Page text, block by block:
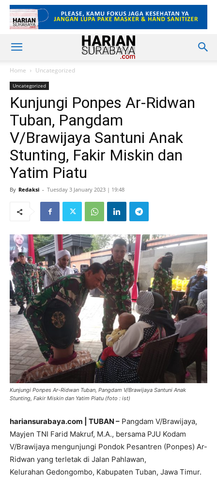
Home Uncategorized
Uncategorized
Kunjungi Ponpes Ar-Ridwan
Tuban, Pangdam
V/Brawijaya Santuni Anak
Stunting, Fakir Miskin dan
Yatim Piatu
By Redaksi - Tuesday 3 January 2023 | 19:48
Kunjungi Ponpes Ar-Ridwan Tuban, Pangdam V/Brawijaya Santuni Anak
Stunting, Fakir Miskin dan Yatim Piatu (foto : ist)
hariansurabaya.com | TUBAN – Pangdam V/Brawijaya,
Mayjen TNI Farid Makruf, M.A., bersama PJU Kodam
V/Brawijaya mengunjungi Pondok Pesantren (Ponpes) Ar-
Ridwan yang terletak di Jalan Pahlawan,
Kelurahan Gedongombo, Kabupaten Tuban, Jawa Timur.